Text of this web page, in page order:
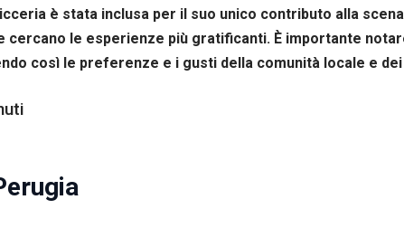
è stata inclusa per il suo unico contributo alla
cercano le esperienze più gratificanti. È importante
così le preferenze e i gusti della comunità locale e